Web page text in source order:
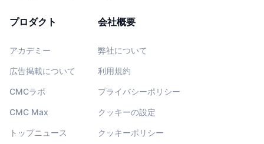
プロダクト
アカデミー
広告掲載について
CMCラボ
CMC Max
トップニュース
会社概要
弊社について
利用規約
プライバシーポリシー
クッキーの設定
クッキーポリシー